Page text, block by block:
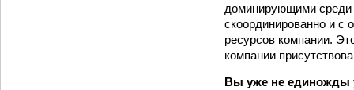
доминирующими среди
скоординированно и
ресурсов компании.
компании
Вы уже не единожды